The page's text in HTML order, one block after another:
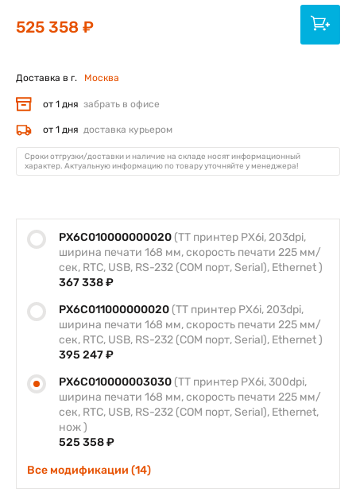
PX6C010000000020 (TT принтер PX6i, 203dpi,
ширина печати 168 мм, скорость печати 225 мм/
сек, RTC, USB, RS-232 (COM порт, Serial), Ethernet )
367 338 ₽
PX6C011000000020 (TT принтер PX6i, 203dpi,
ширина печати 168 мм, скорость печати 225 мм/
сек, RTC, USB, RS-232 (COM порт, Serial), Ethernet )
395 247 ₽
PX6C010000003030 (TT принтер PX6i, 300dpi,
ширина печати 168 мм, скорость печати 225 мм/
сек, RTC, USB, RS-232 (COM порт, Serial), Ethernet,
нож )
525 358 ₽
Все модификации (14)
525 358 ₽
Доставка в г. Москва
от 1 дня забрать в офисе
от 1 дня доставка курьером
Сроки отгрузки/доставки и наличие на складе носят информационный
характер. Актуальную информацию по товару уточняйте у менеджера!